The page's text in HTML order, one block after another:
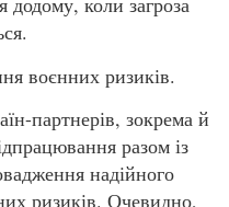
воєнних ризиків.
партнерів, зокрема й
разом із
надійного
ризиків. Очевидно,